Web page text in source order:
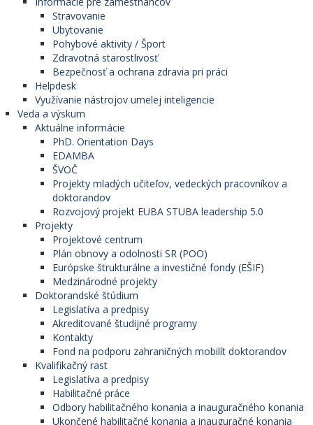
Stravovanie
Ubytovanie
Pohybové aktivity / Šport
Zdravotná starostlivosť
Bezpečnosť a ochrana zdravia pri práci
Helpdesk
Využívanie nástrojov umelej inteligencie
Veda a výskum
Aktuálne informácie
PhD. Orientation Days
EDAMBA
ŠVOČ
Projekty mladých učiteľov, vedeckých pracovníkov a
doktorandov
Rozvojový projekt EUBA STUBA leadership 5.0
Projekty
Projektové centrum
Plán obnovy a odolnosti SR (POO)
Európske štrukturálne a investičné fondy (EŠIF)
Medzinárodné projekty
Doktorandské štúdium
Legislatíva a predpisy
Akreditované študijné programy
Kontakty
Fond na podporu zahraničných mobilít doktorandov
Kvalifikačný rast
Legislatíva a predpisy
Habilitačné práce
Odbory habilitačného konania a inauguračného konania
Ukončené habilitačné konania a inauguračné konania